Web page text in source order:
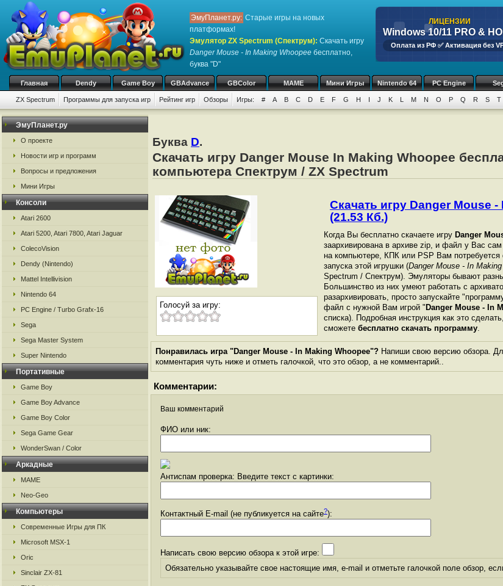
ЭмуПланет.ру: Старые игры на новых
платформах!
Эмулятор ZX Spectrum (Спектрум): Скачать игру
Danger Mouse - In Making Whoopee бесплатно,
буква "D"
ЛИЦЕНЗИИ
Windows 10/11 PRO &
Оплата из РФ ✅ Активация без
Главная Dendy Game Boy GBAdvance GBColor MAME Мини Игры Nintendo 64 PC Engine
ZX Spectrum Программы для запуска игр Рейтинг игр Обзоры Игры: # A B C D E F G H I J K L M N O P Q R S T
ЭмуПланет.ру
О проекте
Новости игр и программ
Вопросы и предложения
Мини Игры
Консоли
Atari 2600
Atari 5200, Atari 7800, Atari Jaguar
ColecoVision
Dendy (Nintendo)
Mattel Intellivision
Nintendo 64
PC Engine / Turbo Grafx-16
Sega
Sega Master System
Super Nintendo
Портативные
Game Boy
Game Boy Advance
Game Boy Color
Sega Game Gear
WonderSwan / Color
Аркадные
MAME
Neo-Geo
Компьютеры
Современные Игры для ПК
Microsoft MSX-1
Oric
Sinclair ZX-81
Буква D.
Скачать игру Danger Mouse In Making Whoopee
компьютера Спектрум / ZX Spectrum
Голосуй за игру:
Скачать игру Danger Mouse
(21.53 Кб.)
Когда Вы бесплатно скачаете игру Danger
заархивирована в архиве zip, и файл у Вас
на компьютере, КПК или PSP Вам
запуска этой игрушки (Danger Mouse - In
Spectrum / Спектрум). Эмуляторы бывают
Большинство из них умеют работать с
разархивировать, просто запускайте
файл с нужной Вам игрой " Danger Mouse - In
списка). Подробная инструкция как это сделать,
сможете бесплатно скачать программу.
Понравилась игра "Danger Mouse - In Making Whoopee"? Напиши свою версию обзора.
комментария чуть ниже и отметь галочкой, что это обзор, а не комментарий..
Комментарии:
Ваш комментарий
ФИО или ник:
Антиспам проверка: Введите текст с картинки:
Контактный E-mail (не публикуется на сайте?):
Написать свою версию обзора к этой игре:
Обязательно указывайте свое настоящие имя, e-mail и отметьте галочкой поле обзор,